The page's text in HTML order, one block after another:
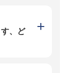
ていきましょう。
、ど